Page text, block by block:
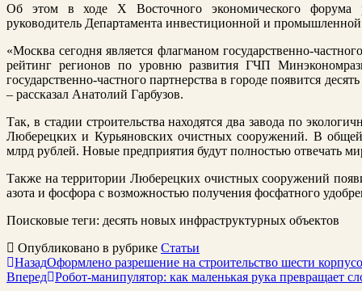
Об этом в ходе X Восточного экономического форума
руководитель Департамента инвестиционной и
«Москва сегодня является флагманом государственно-
рейтинг регионов по уровню развития ГЧП
государственно-частного партнерства в городе появится
– рассказал Анатолий Гарбузов.
Так, в стадии строительства находятся два завода по
Люберецких и Курьяновских очистных сооружений. В
млрд рублей. Новые предприятия будут полностью отвечать
Также на территории Люберецких очистных сооружений
азота и фосфора с возможностью получения фосфатного
Поисковые теги: десять новых инфраструктурных объектов
Опубликовано в рубрике Статьи
НазадОформлено разрешение на строительство шести
Вперед Робот-манипулятор: как маленькая рука превращает